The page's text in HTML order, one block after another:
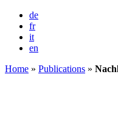
de
fr
it
en
Home » Publications »